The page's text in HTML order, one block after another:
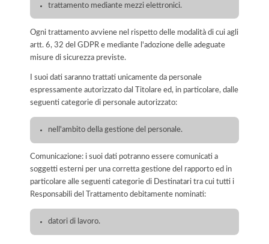
trattamento mediante mezzi elettronici.
Ogni trattamento avviene nel rispetto delle modalità di cui agli
artt. 6, 32 del GDPR e mediante l'adozione delle adeguate
misure di sicurezza previste.
I suoi dati saranno trattati unicamente da personale
espressamente autorizzato dal Titolare ed, in particolare, dalle
seguenti categorie di personale autorizzato:
nell'ambito della gestione del personale.
Comunicazione: i suoi dati potranno essere comunicati a
soggetti esterni per una corretta gestione del rapporto ed in
particolare alle seguenti categorie di Destinatari tra cui tutti i
Responsabili del Trattamento debitamente nominati:
datori di lavoro.